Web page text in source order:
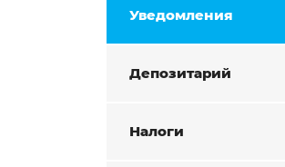
Уведомления
Депозитарий
Налоги